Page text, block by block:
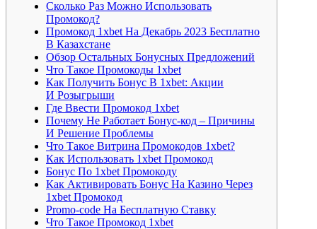
Сколько Раз Можно Использовать
Промокод?
Промокод 1xbet На Декабрь 2023 Бесплатно
В Казахстане
Обзор Остальных Бонусных Предложений
Что Такое Промокоды 1xbet
Как Получить Бонус В 1xbet: Акции
И Розыгрыши
Где Ввести Промокод 1xbet
Почему Не Работает Бонус-код – Причины
И Решение Проблемы
Что Такое Витрина Промокодов 1xbet?
Как Использовать 1xbet Промокод
Бонус По 1xbet Промокоду
Как Активировать Бонус На Казино Через
1xbet Промокод
Promo-code На Бесплатную Ставку
Что Такое Промокод 1xbet